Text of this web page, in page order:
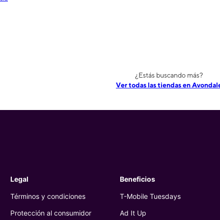
¿Estás buscando más?
Ver todas las tiendas en